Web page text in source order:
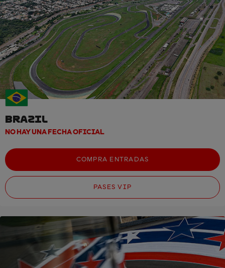
BRAZIL
NO HAY UNA FECHA OFICIAL
COMPRA ENTRADAS
PASES VIP